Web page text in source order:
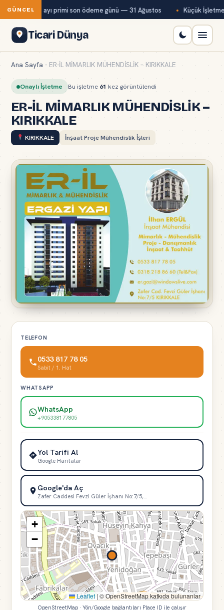
GÜNCEL
Kur temmuz ayı primi son ödeme günü — 31 Ağustos Küçük
Ticari Dünya
Ana Sayfa - ER-İL MİMARLIK MÜHENDİSLİK – KIRIKKALE
Onaylı İşletme Bu işletme 61 kez görüntülendi
ER-İL MİMARLIK MÜHENDİSLİK –
KIRIKKALE
KIRIKKALE İnşaat Proje Mühendislik İşleri
TELEFON
0533 817 78 05
Sabit / 1. Hat
WHATSAPP
WhatsApp
+905338177805
Yol Tarifi Al
Google Haritalar
Google'da Aç
Zafer Caddesi Fevzi Güler İşhanı No:7/5,…
+
−
Leaflet | © OpenStreetMap katkıda bulunanlar
OpenStreetMap · Yön/Google bağlantıları Place ID ile çalışır